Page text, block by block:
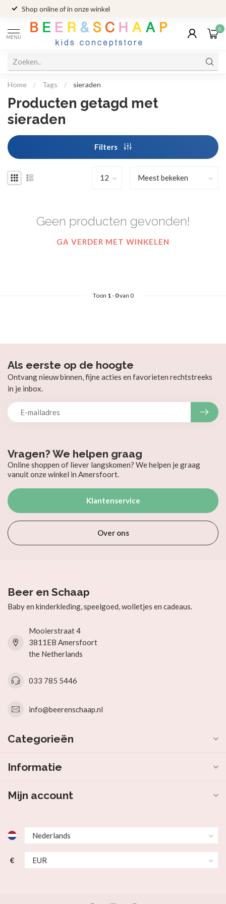
Shop online of in onze winkel
MENU
0
Home / Tags / sieraden
Producten getagd met
sieraden
Filters
Geen producten gevonden!
GA VERDER MET WINKELEN
Toon 1- 0van 0
Vragen? We helpen graag
Online shoppen of liever langskomen? We helpen je graag
vanuit onze winkel in Amersfoort.
Klantenservice
Over ons
Als eerste op de hoogte
Ontvang nieuw binnen, fijne acties en favorieten rechtstreeks
in je inbox.
Beer en Schaap
Baby en kinderkleding, speelgoed, wolletjes en cadeaus.
Mooierstraat 4
3811EB Amersfoort
the Netherlands
033 785 5446
info@beerenschaap.nl
Categorieën
Informatie
Mijn account
€